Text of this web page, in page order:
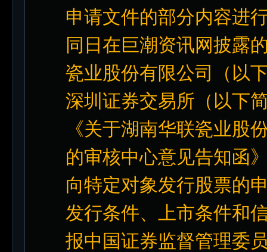
申请文件的部分内容进
同日在巨潮资讯网披露
瓷业股份有限公司（以
深圳证券交易所（以下
《关于湖南华联瓷业股
的审核中心意见告知函
向特定对象发行股票的
发行条件、上市条件和
报中国证券监督管理委